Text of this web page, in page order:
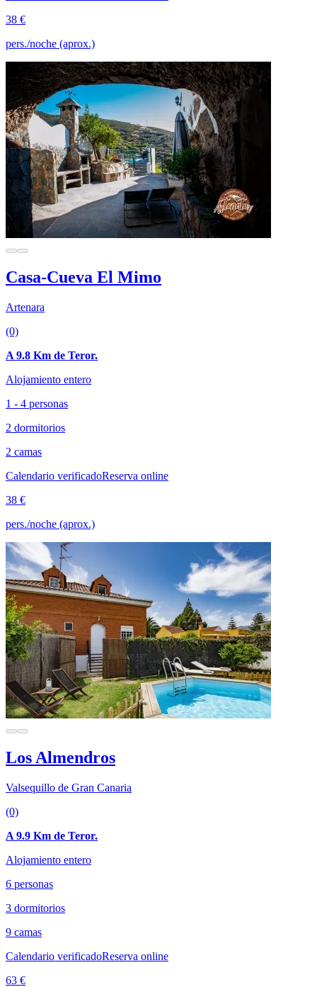
38 €
pers./noche (aprox.)
Casa-Cueva El Mimo
Artenara
(0)
A 9.8 Km de Teror.
Alojamiento entero
1 - 4 personas
2 dormitorios
2 camas
Calendario verificadoReserva online
38 €
pers./noche (aprox.)
Los Almendros
Valsequillo de Gran Canaria
(0)
A 9.9 Km de Teror.
Alojamiento entero
6 personas
3 dormitorios
9 camas
Calendario verificadoReserva online
63 €